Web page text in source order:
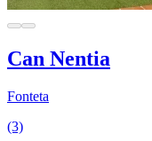
Can Nentia
Fonteta
(3)